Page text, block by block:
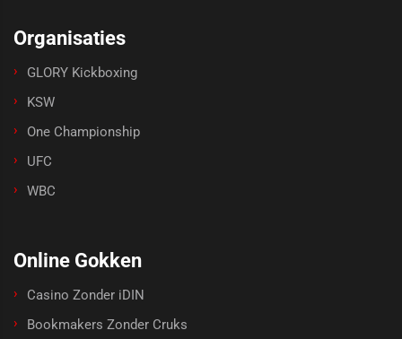
Organisaties
GLORY Kickboxing
KSW
One Championship
UFC
WBC
Online Gokken
Casino Zonder iDIN
Bookmakers Zonder Cruks